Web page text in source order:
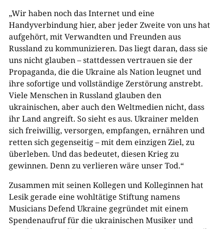
„Wir haben noch das Internet und eine
Handyverbindung hier, aber jeder Zweite von uns hat
aufgehört, mit Verwandten und Freunden aus
Russland zu kommunizieren. Das liegt daran, dass sie
uns nicht glauben – stattdessen vertrauen sie der
Propaganda, die die Ukraine als Nation leugnet und
ihre sofortige und vollständige Zerstörung anstrebt.
Viele Menschen in Russland glauben den
ukrainischen, aber auch den Weltmedien nicht, dass
ihr Land angreift. So sieht es aus. Ukrainer melden
sich freiwillig, versorgen, empfangen, ernähren und
retten sich gegenseitig – mit dem einzigen Ziel, zu
überleben. Und das bedeutet, diesen Krieg zu
gewinnen. Denn zu verlieren wäre unser Tod.“
Zusammen mit seinen Kollegen und Kolleginnen hat
Lesik gerade eine wohltätige Stiftung namens
Musicians Defend Ukraine gegründet mit einem
Spendenaufruf für die ukrainischen Musiker und